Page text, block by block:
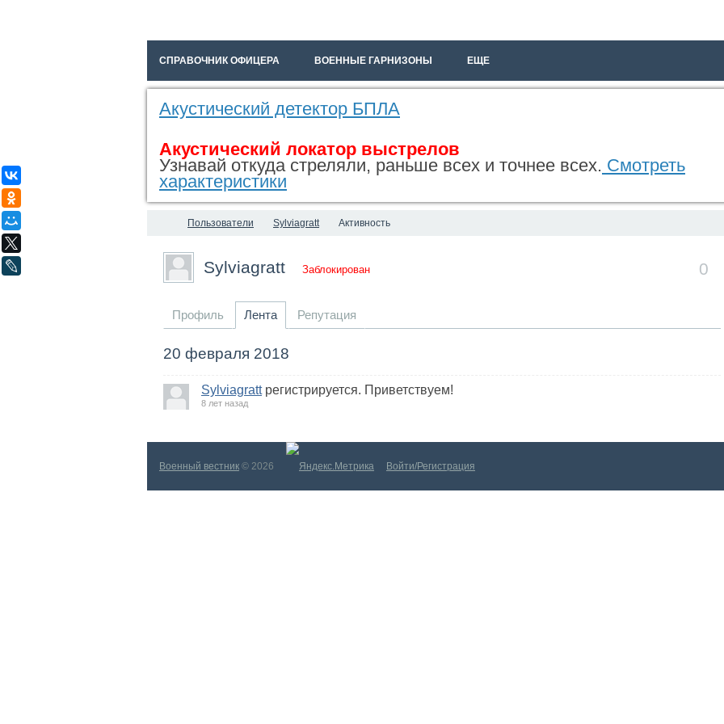
СПРАВОЧНИК ОФИЦЕРА ВОЕННЫЕ ГАРНИЗОНЫ ЕЩЕ
Акустический детектор БПЛА
Акустический локатор выстрелов
Узнавай откуда стреляли, раньше всех и точнее всех. Смотреть
характеристики
Пользователи Sylviagratt Активность
0
Sylviagratt Заблокирован
Профиль Лента Репутация
20 февраля 2018
Sylviagrattрегистрируется. Приветствуем!
8 лет назад
Военный вестник © 2026 Войти/Регистрация